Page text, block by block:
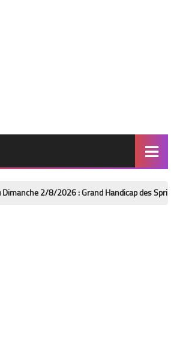
: Grand Handicap des Sprinters à Deauville